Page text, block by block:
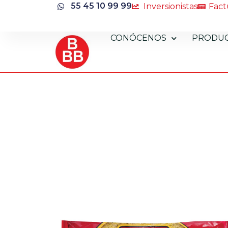
55 45 10 99 99 Inversionistas
CONÓCENOS